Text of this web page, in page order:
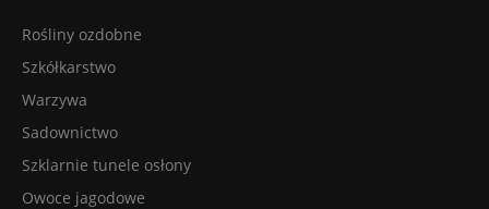
Rośliny ozdobne
Szkółkarstwo
Warzywa
Sadownictwo
Szklarnie tunele osłony
Owoce jagodowe